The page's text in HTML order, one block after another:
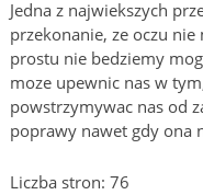
Jedna z najwiekszych
przekonanie, ze oczu
prostu nie bedziemy
moze upewnic nas w
powstrzymywac nas od
poprawy nawet gdy ona
Liczba stron: 76